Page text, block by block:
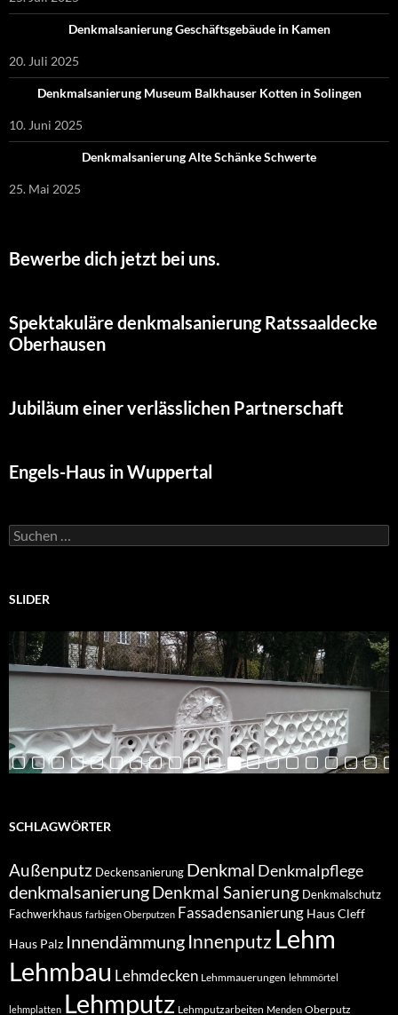
Denkmalsanierung Geschäftsgebäude in Kamen
20. Juli 2025
Denkmalsanierung Museum Balkhauser Kotten in Solingen
10. Juni 2025
Denkmalsanierung Alte Schänke Schwerte
25. Mai 2025
Bewerbe dich jetzt bei uns.
Spektakuläre denkmalsanierung Ratssaaldecke
Oberhausen
Jubiläum einer verlässlichen Partnerschaft
Engels-Haus in Wuppertal
Suchen
nach:
SLIDER
SCHLAGWÖRTER
Außenputz Deckensanierung Denkmal Denkmalpflege
denkmalsanierungDenkmal Sanierung Denkmalschutz
Fachwerkhaus farbigen Oberputzen Fassadensanierung Haus Cleff
Haus Palz Innendämmung Innenputz Lehm
Lehmbau Lehmdecken Lehmmauerungen lehmmörtel
lehmplatten Lehmputz Lehmputzarbeiten Menden Oberputz